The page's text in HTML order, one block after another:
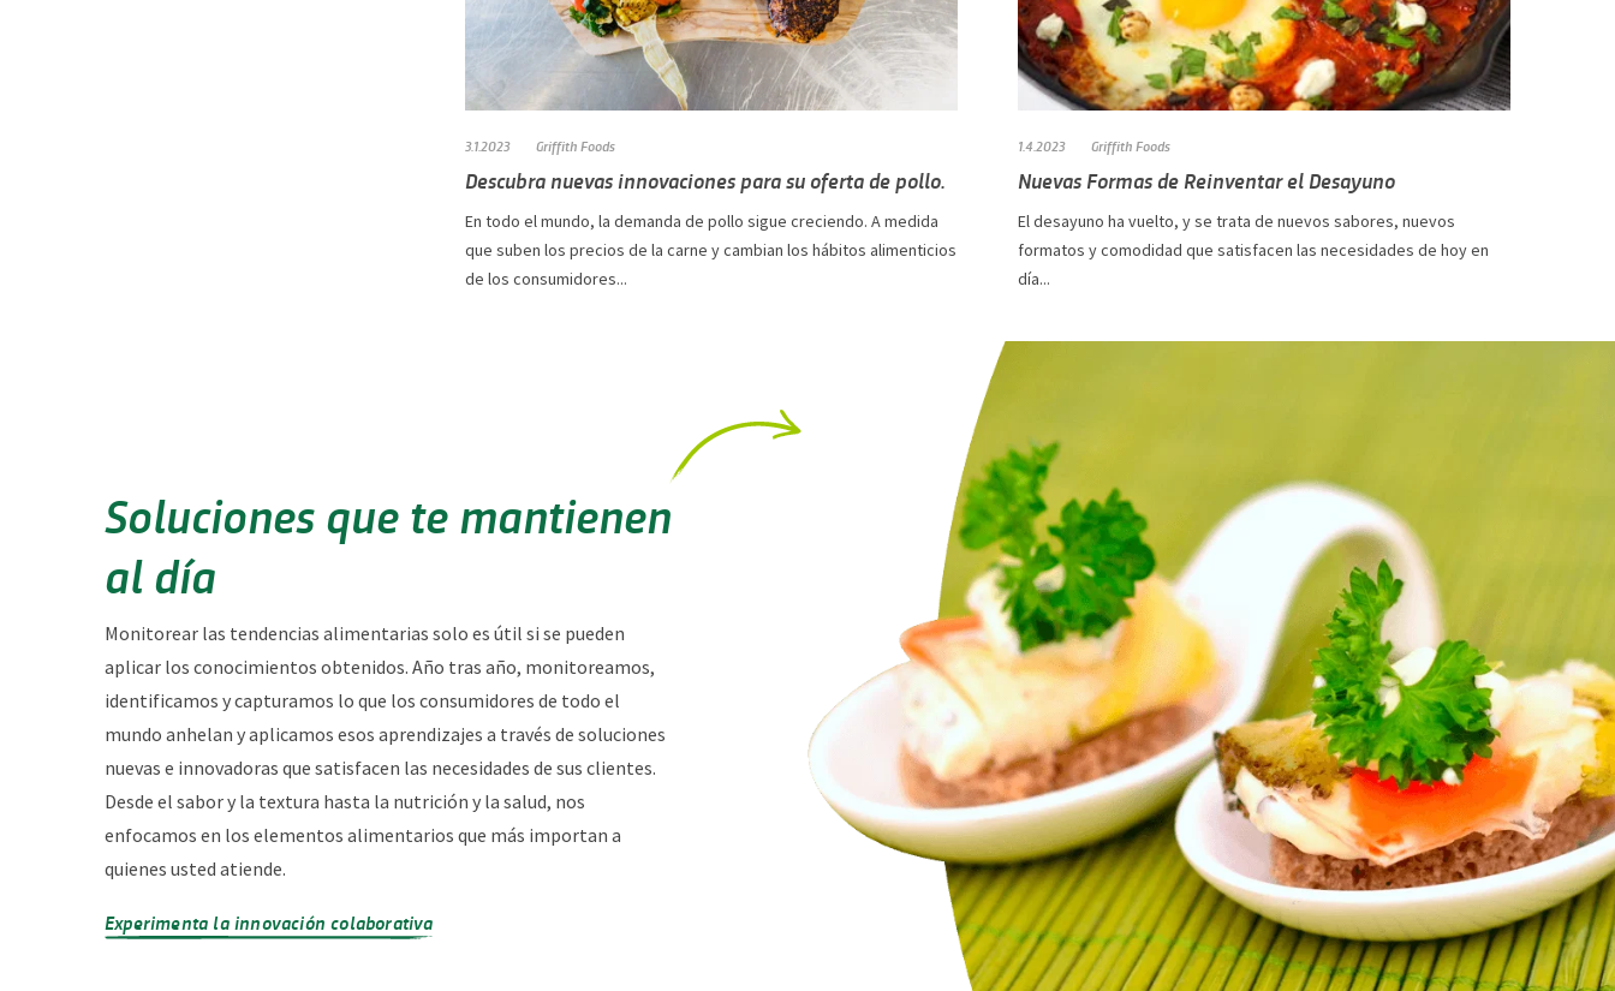
3.1.2023 Griffith Foods
Descubra nuevas innovaciones para su oferta de pollo.
En todo el mundo, la demanda de pollo sigue creciendo. A medida
que suben los precios de la carne y cambian los hábitos alimenticios
de los consumidores...
1.4.2023 Griffith Foods
Nuevas Formas de Reinventar el Desayuno
El desayuno ha vuelto, y se trata de nuevos sabores, nuevos
formatos y comodidad que satisfacen las necesidades de hoy en
día...
Soluciones que te mantienen
al día
Monitorear las tendencias alimentarias solo es útil si se pueden
aplicar los conocimientos obtenidos. Año tras año, monitoreamos,
identificamos y capturamos lo que los consumidores de todo el
mundo anhelan y aplicamos esos aprendizajes a través de soluciones
nuevas e innovadoras que satisfacen las necesidades de sus clientes.
Desde el sabor y la textura hasta la nutrición y la salud, nos
enfocamos en los elementos alimentarios que más importan a
quienes usted atiende.
Experimenta la innovación colaborativa